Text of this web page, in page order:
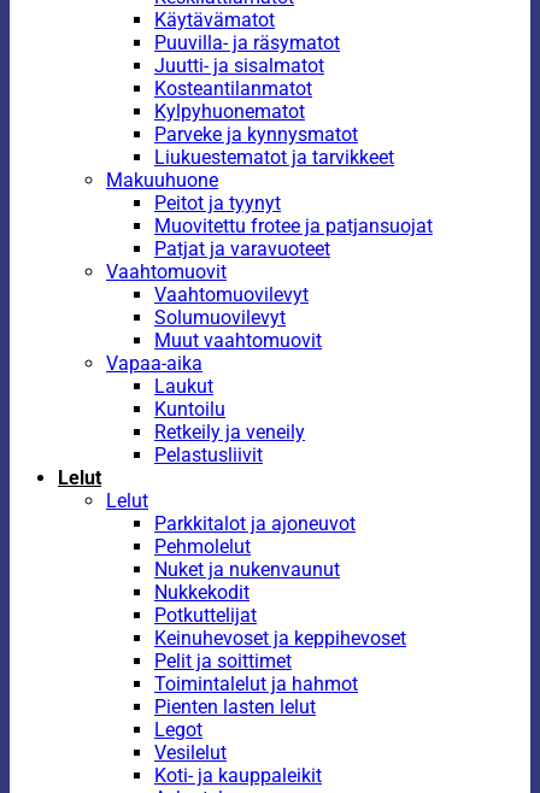
Käytävämatot
Puuvilla- ja räsymatot
Juutti- ja sisalmatot
Kosteantilanmatot
Kylpyhuonematot
Parveke ja kynnysmatot
Liukuestematot ja tarvikkeet
Makuuhuone
Peitot ja tyynyt
Muovitettu frotee ja patjansuojat
Patjat ja varavuoteet
Vaahtomuovit
Vaahtomuovilevyt
Solumuovilevyt
Muut vaahtomuovit
Vapaa-aika
Laukut
Kuntoilu
Retkeily ja veneily
Pelastusliivit
Lelut
Lelut
Parkkitalot ja ajoneuvot
Pehmolelut
Nuket ja nukenvaunut
Nukkekodit
Potkuttelijat
Keinuhevoset ja keppihevoset
Pelit ja soittimet
Toimintalelut ja hahmot
Pienten lasten lelut
Legot
Vesilelut
Koti- ja kauppaleikit